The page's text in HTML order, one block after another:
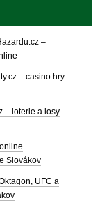
–
– casino hry
– loterie a losy
Slovákov
UFC a